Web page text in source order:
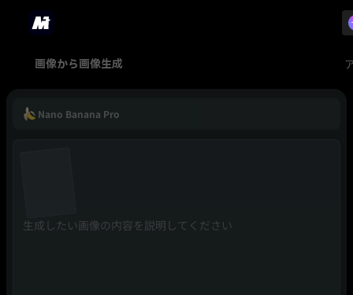
画像から画像生成
Nano Banana Pro